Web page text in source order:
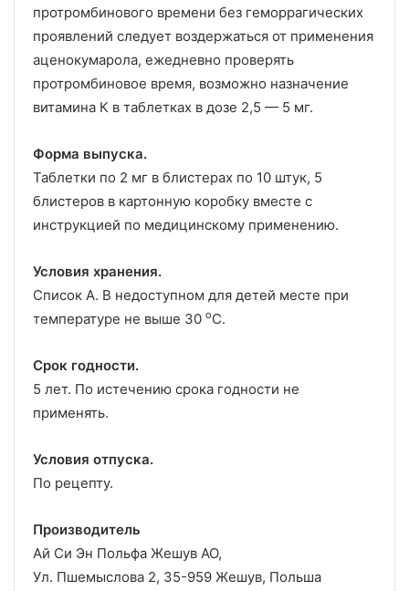
протромбинового времени без геморрагических
проявлений следует воздержаться от применения
аценокумарола, ежедневно проверять
протромбиновое время, возможно назначение
витамина К в таблетках в дозе 2,5 — 5 мг.
Форма выпуска.
Таблетки по 2 мг в блистерах по 10 штук, 5
блистеров в картонную коробку вместе с
инструкцией по медицинскому применению.
Условия хранения.
Список А. В недоступном для детей месте при
температуре не выше 30 oС.
Срок годности.
5 лет. По истечению срока годности не
применять.
Условия отпуска.
По рецепту.
Производитель
Ай Си Эн Польфа Жешув АО,
Ул. Пшемыслова 2, 35-959 Жешув, Польша